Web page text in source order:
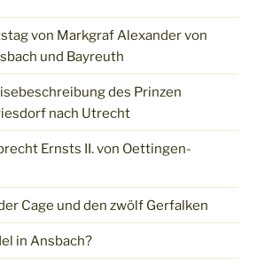
von Markgraf Alexander von
und Bayreuth
des Prinzen
nach Utrecht
Ernsts II. von Oettingen-
Cage und den zwölf Gerfalken
in Ansbach?